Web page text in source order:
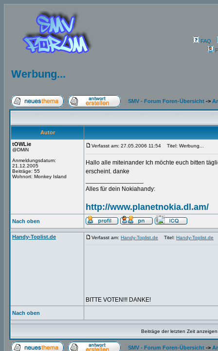
FAQ
Werbung...
SMV - Forum Foren-Übersicht ->
Autor
tOWLie
@DMiN
Anmeldungsdatum:
21.12.2005
Beiträge: 55
Wohnort: Monkey Island
Verfasst am: 27.05.2006 11:54 Titel: Werbung...
Hallo alle miteinander Ich möchte euch bitten
erscheint. danke
Alles für dein Nokiahandy:
http://www.planetnokia.dl.am/
Nach oben
Handy-Toplist.de Verfasst am: Handy-Toplist.de Titel: Handy-Toplist.de
BITTE VOTEN!!! DANKE!
Nach oben
Beiträge der letzten Zeit
SMV - Forum Foren-Übersicht ->